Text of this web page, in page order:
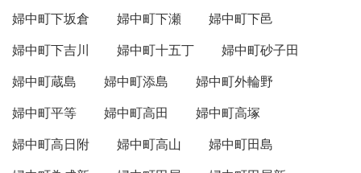
婦中町下坂倉
婦中町下瀬
婦中町下邑
婦中町下吉川
婦中町十五丁
婦中町砂子田
婦中町蔵島
婦中町添島
婦中町外輪野
婦中町平等
婦中町高田
婦中町高塚
婦中町高日附
婦中町高山
婦中町田島